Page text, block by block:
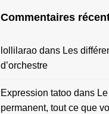
Commentaires
lollilarao dans Les
d’orchestre
Expression tatoo dans
permanent, tout ce que